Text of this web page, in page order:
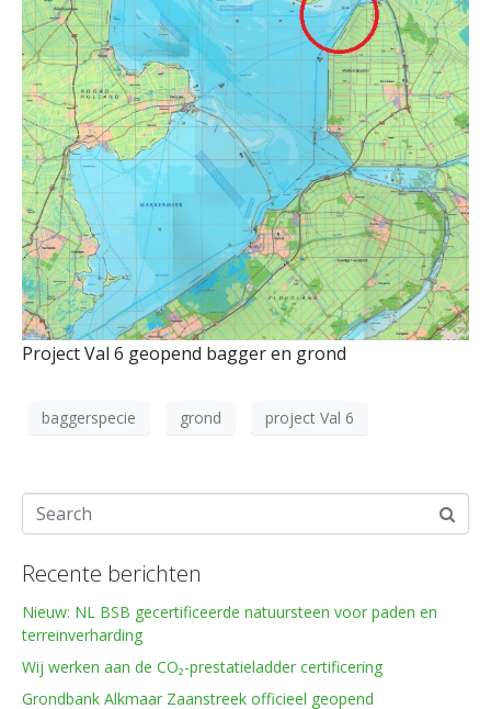
Project Val 6 geopend bagger en grond
baggerspecie grond project Val 6
Recente berichten
Nieuw: NL BSB gecertificeerde natuursteen voor paden en
terreinverharding
Wij werken aan de CO₂-prestatieladder certificering
Grondbank Alkmaar Zaanstreek officieel geopend